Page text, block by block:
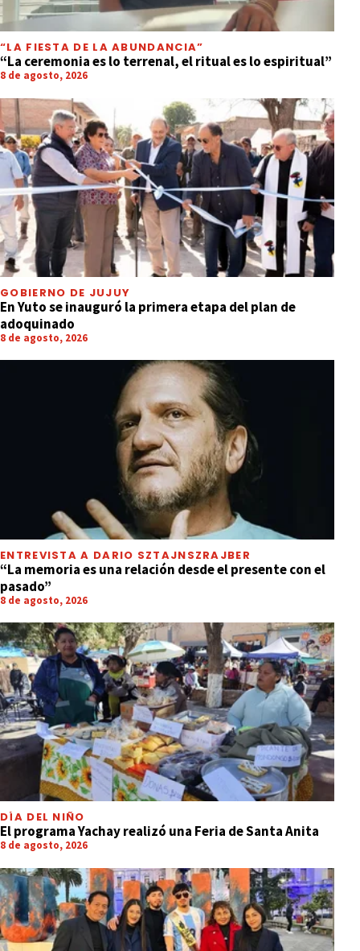
“LA FIESTA DE LA ABUNDANCIA”
“La ceremonia es lo terrenal, el ritual es lo espiritual”
8 de agosto, 2026
GOBIERNO DE JUJUY
En Yuto se inauguró la primera etapa del plan de
adoquinado
8 de agosto, 2026
ENTREVISTA A DARIO SZTAJNSZRAJBER
“La memoria es una relación desde el presente con el
pasado”
8 de agosto, 2026
DÍA DEL NIÑO
El programa Yachay realizó una Feria de Santa Anita
8 de agosto, 2026